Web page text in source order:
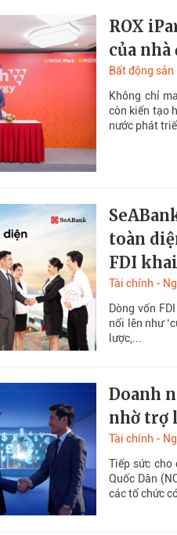
ROX
của
Bất động sản
Không chỉ
còn kiến tạo
nước phát
toàn
FDI
Tài chính -
Dòng vốn
nổi lên như
lược,...
Doanh
nhờ trợ
Tài chính -
Tiếp sức cho
Quốc Dân
các tổ chức